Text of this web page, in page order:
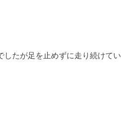
たが足を止めずに走り続けてい